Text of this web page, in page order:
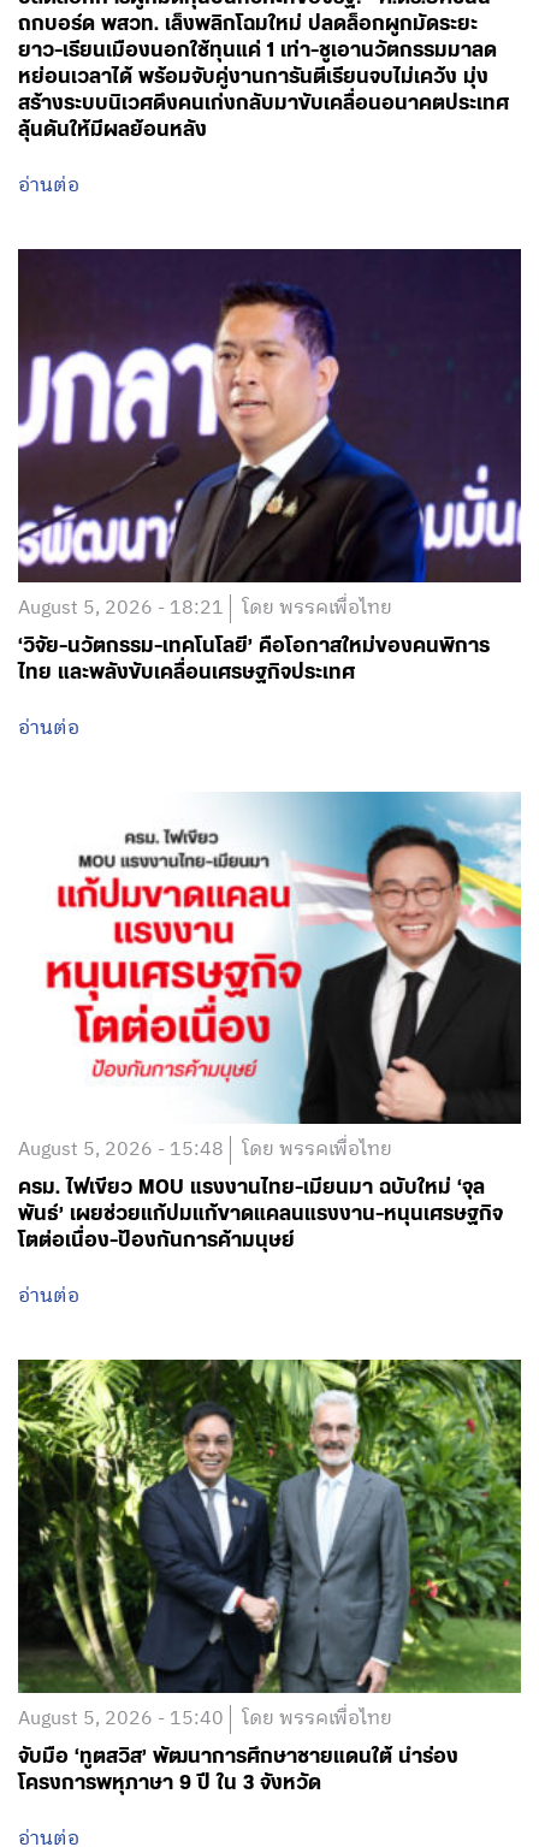
ลุ้นดันให้มีผลย้อนหลัง
อ่านต่อ
August 5, 2026 - 18:21 โดย พรรคเพื่อไทย
‘วิจัย-นวัตกรรม-เทคโนโลยี’ คือโอกาสใหม่ของคนพิการ
ไทย และพลังขับเคลื่อนเศรษฐกิจประเทศ
อ่านต่อ
August 5, 2026 - 15:48 โดย พรรคเพื่อไทย
ครม. ไฟเขียว MOU แรงงานไทย-เมียนมา ฉบับใหม่ ‘จุล
พันธ์’ เผยช่วยแก้ปมแก้ขาดแคลนแรงงาน-หนุนเศรษฐกิจ
โตต่อเนื่อง-ป้องกันการค้ามนุษย์
อ่านต่อ
August 5, 2026 - 15:40 โดย พรรคเพื่อไทย
จับมือ ‘ทูตสวิส’ พัฒนาการศึกษาชายแดนใต้ นำร่อง
โครงการพหุภาษา 9 ปี ใน 3 จังหวัด
อ่านต่อ